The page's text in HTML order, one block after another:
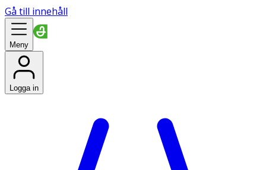
Gå till innehåll
Meny
Logga in